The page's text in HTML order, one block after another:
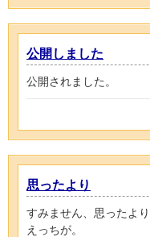
公開しました
公開されました。
思ったより
すみません、思ったよ
えっちが。